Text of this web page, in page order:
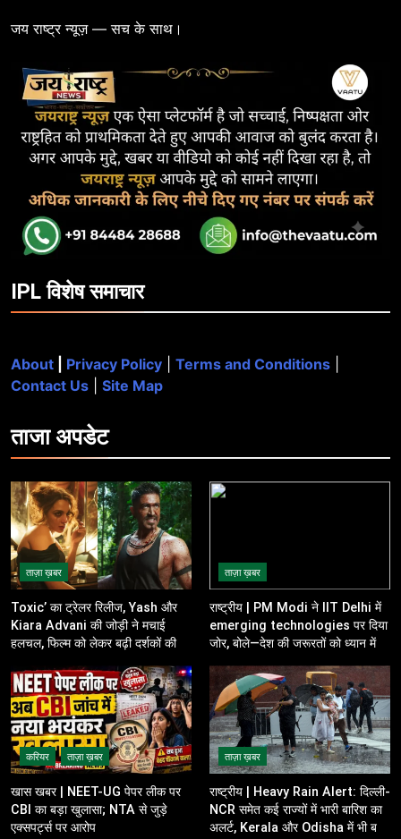
जय राष्ट्र न्यूज़ — सच के साथ।
IPL विशेष समाचार
About Privacy Policy Terms and Conditions
Contact Us
Site Map
ताजाअपडेट
ताज़ा ख़बर
Toxic’ का ट्रेलर रिलीज, Yash और
Kiara Advani की जोड़ी ने मचाई
हलचल, फिल्म को लेकर बढ़ी दर्शकों की
ताज़ा ख़बर
राष्ट्रीय | PM Modi ने IIT Delhi में
emerging technologies पर दिया
जोर, बोले—देश की जरूरतों को ध्यान में
करियर ताज़ा ख़बर
खास खबर | NEET-UG पेपर लीक पर
CBI का बड़ा खुलासा; NTA से जुड़े
एक्सपर्ट्स पर आरोप
ताज़ा ख़बर
राष्ट्रीय | Heavy Rain Alert: दिल्ली-
NCR समेत कई राज्यों में भारी बारिश का
अलर्ट, Kerala और Odisha में भी बढ़ी